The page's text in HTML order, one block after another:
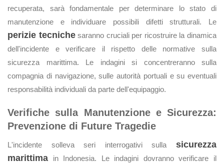
recuperata, sarà fondamentale per determinare lo stato di
manutenzione e individuare possibili difetti strutturali. Le
perizie tecnichesaranno cruciali per ricostruire la dinamica
dell'incidente e verificare il rispetto delle normative sulla
sicurezza marittima. Le indagini si concentreranno sulla
compagnia di navigazione, sulle autorità portuali e su eventuali
responsabilità individuali da parte dell'equipaggio.
Verifiche sulla Manutenzione e Sicurezza:
Prevenzione di Future Tragedie
L'incidente solleva seri interrogativi sulla sicurezza
marittima in Indonesia. Le indagini dovranno verificare il